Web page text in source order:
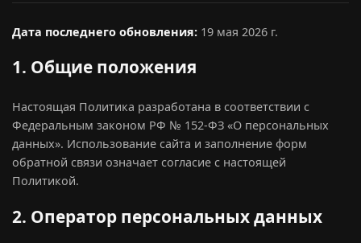
Дата последнего обновления: 19 мая 2026 г.
1. Общие положения
Настоящая Политика разработана в соответствии с
Федеральным законом РФ № 152-ФЗ «О персональных
данных». Использование сайта и заполнение форм
обратной связи означает согласие с настоящей
Политикой.
2. Оператор персональных данных